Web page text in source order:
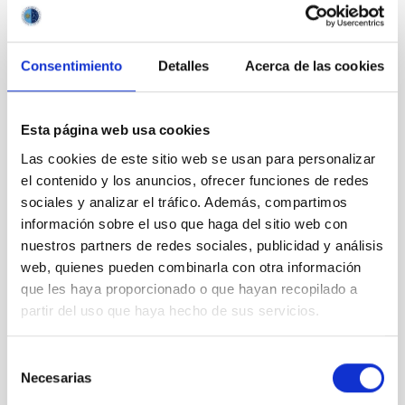
Consentimiento Detalles Acerca de las cookies
Esta página web usa cookies
Las cookies de este sitio web se usan para personalizar
el contenido y los anuncios, ofrecer funciones de redes
sociales y analizar el tráfico. Además, compartimos
información sobre el uso que haga del sitio web con
nuestros partners de redes sociales, publicidad y análisis
web, quienes pueden combinarla con otra información
que les haya proporcionado o que hayan recopilado a
partir del uso que haya hecho de sus servicios.
Necesarias
model of
the
Solar
Telescope
at the
Elder
of Las
Palmas
Presentation